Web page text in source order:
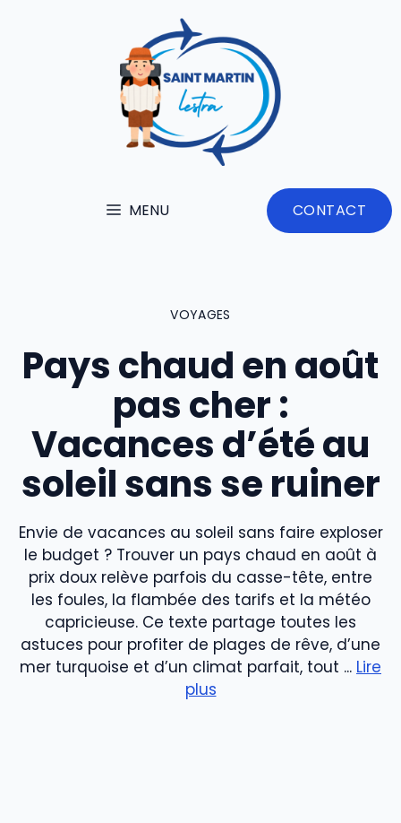
MENU CONTACT
VOYAGES
Pays chaud en août
pas cher :
Vacances d’été au
soleil sans se ruiner
Envie de vacances au soleil sans faire exploser
le budget ? Trouver un pays chaud en août à
prix doux relève parfois du casse-tête, entre
les foules, la flambée des tarifs et la météo
capricieuse. Ce texte partage toutes les
astuces pour profiter de plages de rêve, d’une
mer turquoise et d’un climat parfait, tout ... Lire
plus